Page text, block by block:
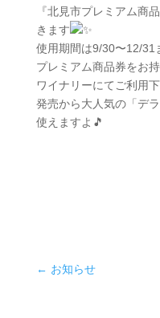
『北見市プレミアム商
きます
使用期間は9/30〜12/31
プレミアム商品券をお
ワイナリーにてご利用
発売から大人気の「デ
使えますよ🎵
← お知らせ